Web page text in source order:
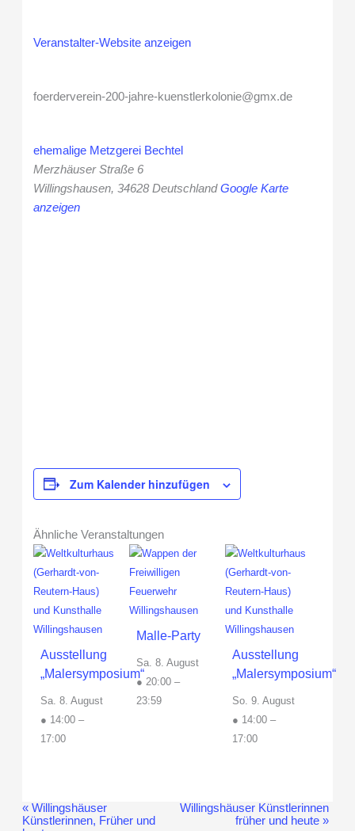
Veranstalter-Website anzeigen
foerderverein-200-jahre-kuenstlerkolonie@gmx.de
ehemalige Metzgerei Bechtel
Merzhäuser Straße 6
Willingshausen, 34628 Deutschland Google Karte
anzeigen
Zum Kalender hinzufügen
Ähnliche Veranstaltungen
Ausstellung
„Malersymposium“
Sa. 8. August
● 14:00–
17:00
Malle-Party
Sa. 8. August
● 20:00–
23:59
Ausstellung
„Malersymposium“
So. 9. August
● 14:00 –
17:00
Veranstaltung-
«Willingshäuser
Künstlerinnen, Früher und
Willingshäuser Künstlerinnen
früher und heute»